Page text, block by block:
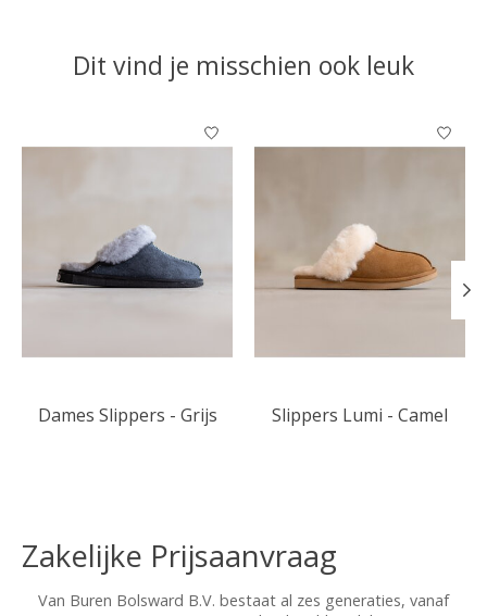
Dit vind je misschien ook leuk
Items van productcarrousel
Dames Slippers - Grijs Slippers Lumi - Camel
Zakelijke Prijsaanvraag
Van Buren Bolsward B.V. bestaat al zes generaties, vanaf